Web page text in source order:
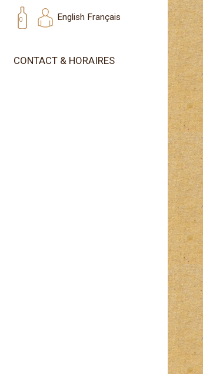
English Français
0
CONTACT & HORAIRES